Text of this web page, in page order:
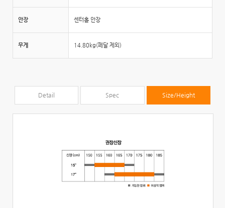
안장 센터홀 안장
무게 14.80kg(페달 제외)
Detail Spec Size/Height